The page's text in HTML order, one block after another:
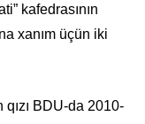
kafedrasının
xanım üçün iki
BDU-da 2010-